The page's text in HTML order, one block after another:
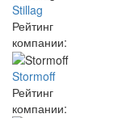
Stillag
Рейтинг
компании:
Stormoff
Рейтинг
компании: